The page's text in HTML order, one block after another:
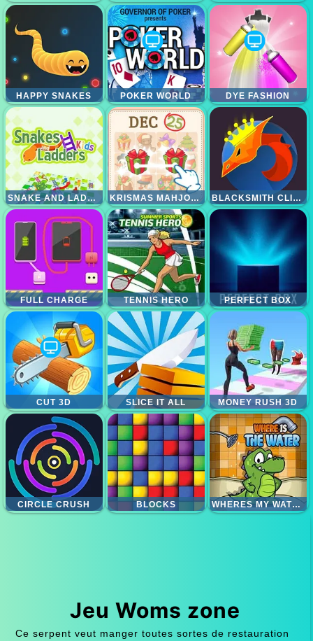
HAPPY SNAKES POKER WORLD DYE FASHION
SNAKE AND LADDER 2 KRISMAS MAHJONG 2 BLACKSMITH CLICKER
FULL CHARGE TENNIS HERO PERFECT BOX
CUT 3D SLICE IT ALL MONEY RUSH 3D
CIRCLE CRUSH BLOCKS WHERES MY WATER
Jeu Woms zone
Ce serpent veut manger toutes sortes de restauration